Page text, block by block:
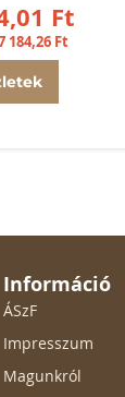
Ft
184,26 Ft
Információ
ÁSzF
Impresszum
Magunkról